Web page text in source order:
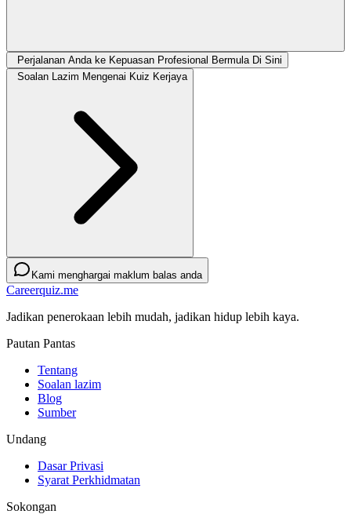
Perjalanan Anda ke Kepuasan Profesional Bermula Di Sini
Soalan Lazim Mengenai Kuiz Kerjaya
Kami menghargai maklum balas anda
Careerquiz.me
Jadikan penerokaan lebih mudah, jadikan hidup lebih kaya.
Pautan Pantas
Tentang
Soalan lazim
Blog
Sumber
Undang
Dasar Privasi
Syarat Perkhidmatan
Sokongan